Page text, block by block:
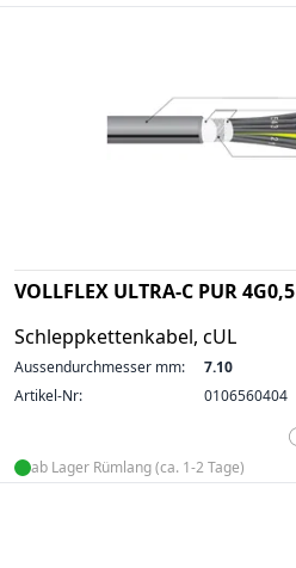
VOLLFLEX ULTRA-C PUR 4G0,5
Schleppkettenkabel, cUL
Aussendurchmesser mm:
7.10
Artikel-Nr:
0106560404
ab Lager Rümlang (ca. 1-2 Tage)